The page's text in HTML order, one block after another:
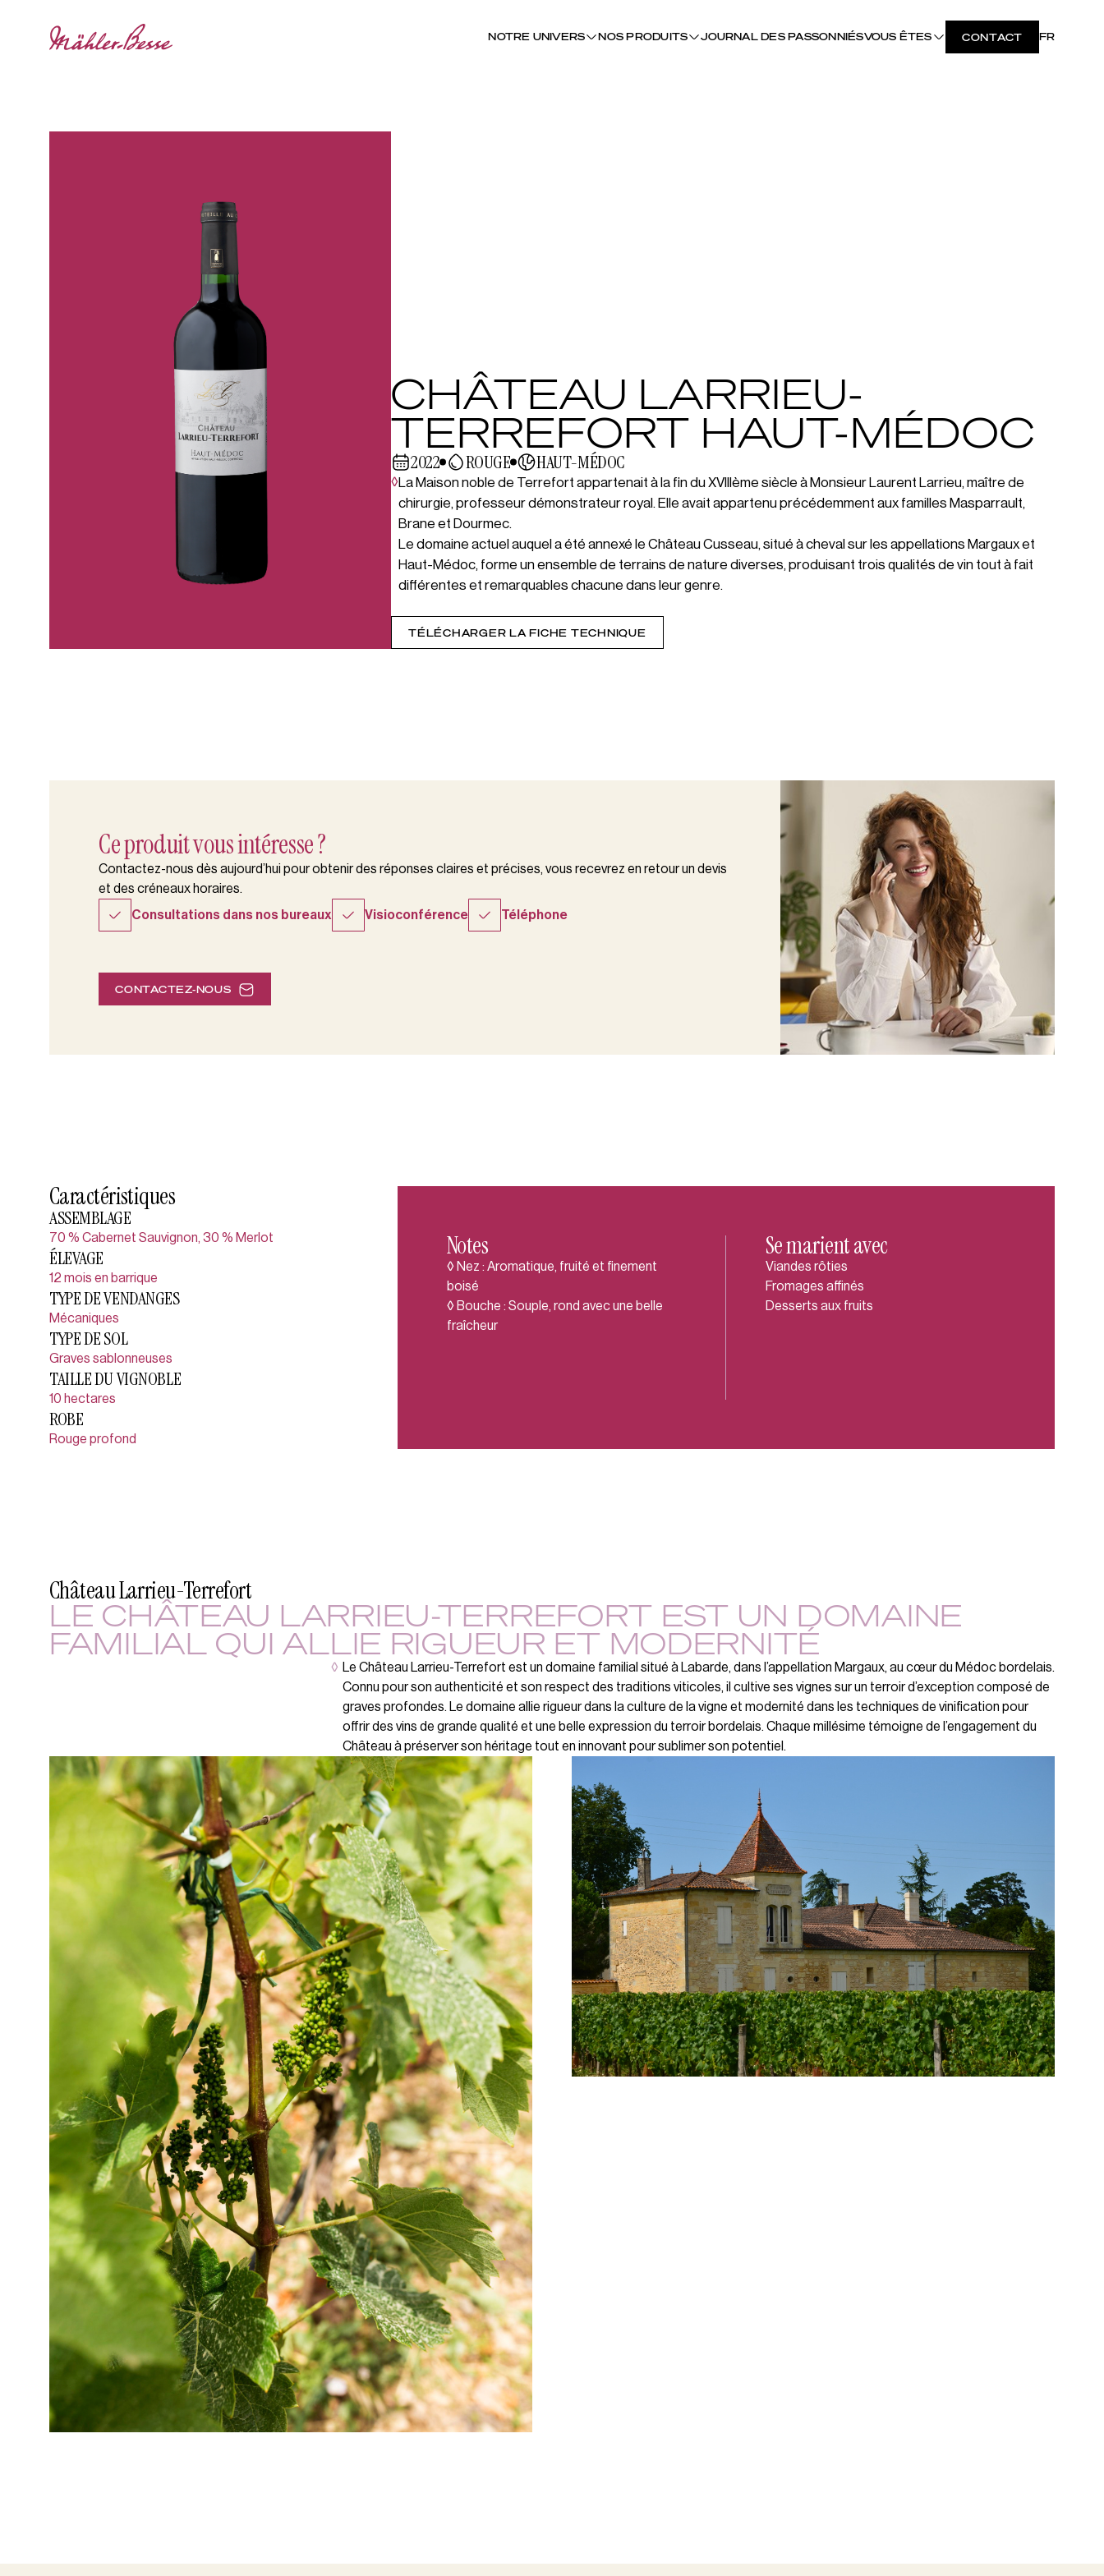
NOTRE UNIVERS NOS PRODUITS JOURNAL DES PASSONNIÉSVOUS ÊTES CONTACT FR
CHÂTEAU LARRIEU-
TERREFORT HAUT-MÉDOC
2022 ROUGE HAUT-MÉDOC
◊La Maison noble de Terrefort appartenait à la fin du XVIIIème siècle à Monsieur Laurent Larrieu, maître de
chirurgie, professeur démonstrateur royal. Elle avait appartenu précédemment aux familles Masparrault,
Brane et Dourmec.
Le domaine actuel auquel a été annexé le Château Cusseau, situé à cheval sur les appellations Margaux et
Haut-Médoc, forme un ensemble de terrains de nature diverses, produisant trois qualités de vin tout à fait
différentes et remarquables chacune dans leur genre.
TÉLÉCHARGER LA FICHE TECHNIQUE
Ce produit vous intéresse ?
Contactez-nous dès aujourd’hui pour obtenir des réponses claires et précises, vous recevrez en retour un devis
et des créneaux horaires.
Consultations dans nos bureaux
Visioconférence Téléphone
CONTACTEZ-NOUS
Caractéristiques
ASSEMBLAGE
70 % Cabernet Sauvignon, 30 % Merlot
ÉLEVAGE
12 mois en barrique
TYPE DE VENDANGES
Mécaniques
TYPE DE SOL
Graves sablonneuses
TAILLE DU VIGNOBLE
10 hectares
ROBE
Rouge profond
Notes
◊ Nez : Aromatique, fruité et finement
boisé
◊ Bouche : Souple, rond avec une belle
fraîcheur
Se marient avec
Viandes rôties
Fromages affinés
Desserts aux fruits
Château Larrieu-Terrefort
LE CHÂTEAU LARRIEU-TERREFORT EST UN DOMAINE
FAMILIAL QUI ALLIE RIGUEUR ET MODERNITÉ
◊ Le Château Larrieu-Terrefort est un domaine familial situé à Labarde, dans l’appellation Margaux, au cœur du Médoc bordelais.
Connu pour son authenticité et son respect des traditions viticoles, il cultive ses vignes sur un terroir d’exception composé de
graves profondes. Le domaine allie rigueur dans la culture de la vigne et modernité dans les techniques de vinification pour
offrir des vins de grande qualité et une belle expression du terroir bordelais. Chaque millésime témoigne de l’engagement du
Château à préserver son héritage tout en innovant pour sublimer son potentiel.